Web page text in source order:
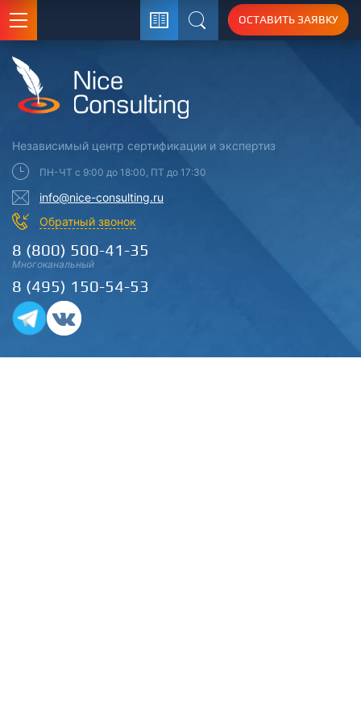
Поиск
ОСТАВИТЬ ЗАЯВКУ
Независимый центр сертификации и экспертиз
ПН-ЧТ с 9:00 до 18:00, ПТ до 17:30
info@nice-consulting.ru
Обратный звонок
8 (800) 500-41-35
Многоканальный
8 (495) 150-54-53